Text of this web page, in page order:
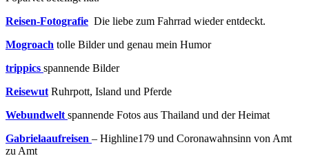
Reisen-Fotografie Die liebe zum Fahrrad wieder entdeckt.
Mogroach tolle Bilder und genau mein Humor
trippics spannende Bilder
Reisewut Ruhrpott, Island und Pferde
Webundwelt spannende Fotos aus Thailand und der Heimat
Gabrielaaufreisen – Highline179 und Coronawahnsinn von Amt
zu Amt